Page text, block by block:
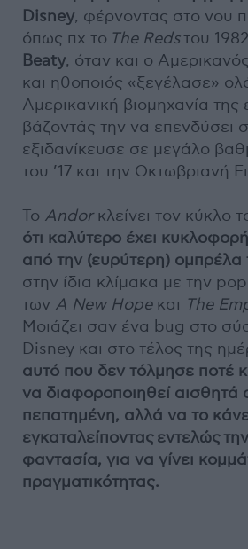
Disney, φέρνοντας στο νου
όπως πχ το The Redsτου
Beaty, όταν και ο
και ηθοποιός «ξεγέλασε»
Αμερικανική βιομηχανία της
βάζοντάς την να επενδύσει
εξιδανίκευσε σε μεγάλο
του ’17 και την Οκτωβριανή
Το Andorκλείνει τον κύκλο
ότι καλύτερο έχει
από την (ευρύτερη)
στην ίδια κλίμακα με την
των A New Hopeκαι The
Mοιάζει σαν ένα bug στο
Disney και στο τέλος της
αυτό που δεν τόλμησε ποτέ
να διαφοροποιηθεί αισθητά
πεπατημένη, αλλά να το
εγκαταλείποντας εντελώς
φαντασία, για να γίνει
πραγματικότητας.